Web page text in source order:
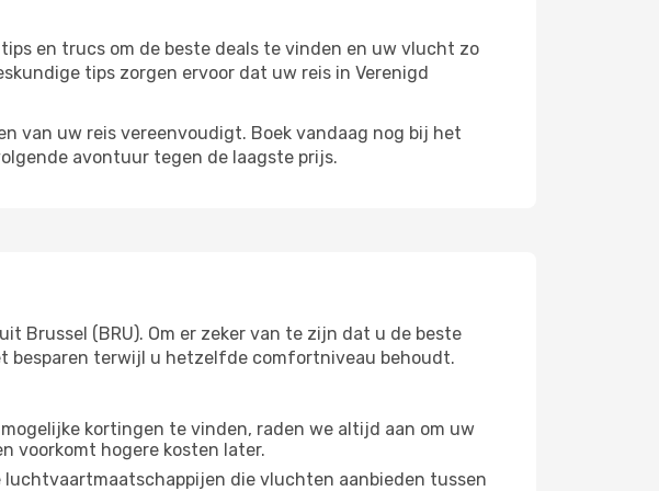
en trucs om de beste deals te vinden en uw vlucht zo
tips zorgen ervoor dat uw reis in Verenigd
van uw reis vereenvoudigt. Boek vandaag nog bij het
avontuur tegen de laagste prijs.
Brussel (BRU). Om er zeker van te zijn dat u de beste
besparen terwijl u hetzelfde comfortniveau behoudt.
kortingen te vinden, raden we altijd aan om uw
voorkomt hogere kosten later.
die vluchten aanbieden tussen